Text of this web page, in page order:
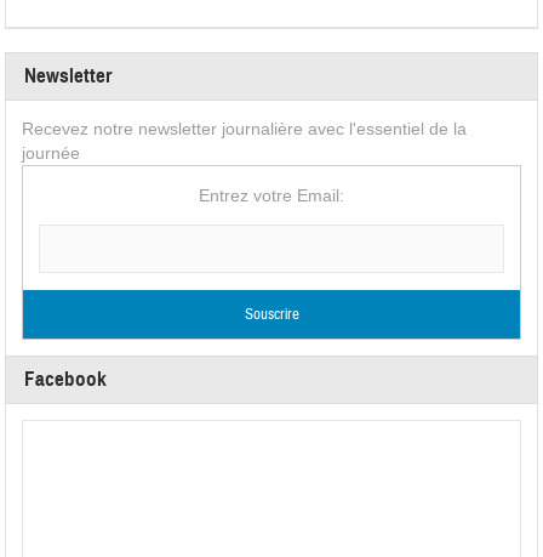
Newsletter
Recevez notre newsletter journalière avec l'essentiel de la
journée
Entrez votre Email:
Facebook